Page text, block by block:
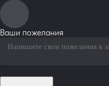
Ваши пожелания